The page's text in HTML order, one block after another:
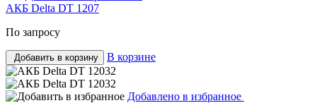
АКБ Delta DT 1207
По запросу
Добавить в корзину В корзине
Добавлено в избранное